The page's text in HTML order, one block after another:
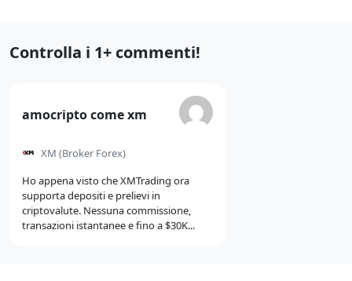
Commenti
Controlla i 1+ commenti!
Commento
amocripto come xm
XM (Broker Forex)
Ho appena visto che XMTrading ora
supporta depositi e prelievi in
criptovalute. Nessuna commissione,
transazioni istantanee e fino a $30K...